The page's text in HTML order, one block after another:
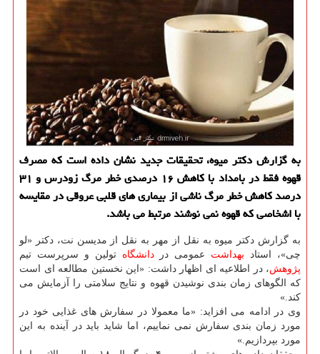
به گزارش دکتر میوه، تحقیقات جدید نشان داده است که مصرف
قهوه فقط در بامداد با کاهش ۱۶ درصدی خطر مرگ زودرس و ۳۱
درصد کاهش خطر مرگ ناشی از بیماری های قلبی عروقی در مقایسه
با اشخاصی که قهوه نمی نوشند مرتبط می باشد.
به گزارش دکتر میوه به نقل از مهر به نقل از مدیسن نت، دکتر «لو
چی»، استاد بهداشت عمومی دردانشگاه تولین و سرپرست تیم
پژوهش، در اطلاعیه ای اظهار داشت: «این نخستین مطالعه ای است
که الگوهای زمان بندی نوشیدن قهوه و نتایج سلامتی را آزمایش می
کند.»
وی در ادامه می افزاید: «ما معمولا در سفارش های غذایی خود در
مورد زمان بندی سفارش نمی نماییم، اما شاید باید در آینده به این
مورد بپردازیم.»